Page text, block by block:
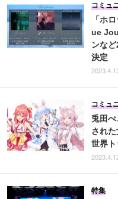
「ホ
ue
ンな
決定
コミュ
兎田
され
世界
コミュ
特集